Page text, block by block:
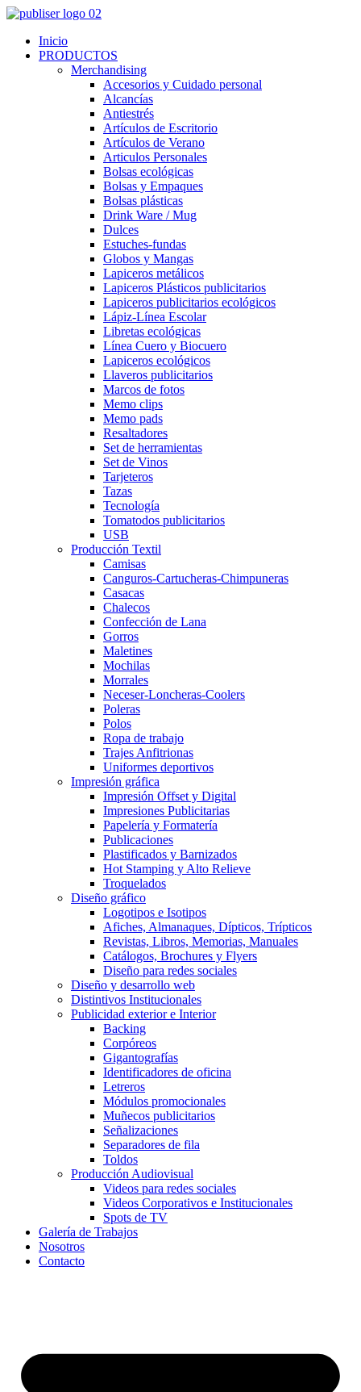
Inicio
PRODUCTOS
Merchandising
Accesorios y Cuidado personal
Alcancías
Antiestrés
Artículos de Escritorio
Artículos de Verano
Articulos Personales
Bolsas ecológicas
Bolsas y Empaques
Bolsas plásticas
Drink Ware / Mug
Dulces
Estuches-fundas
Globos y Mangas
Lapiceros metálicos
Lapiceros Plásticos publicitarios
Lapiceros publicitarios ecológicos
Lápiz-Línea Escolar
Libretas ecológicas
Línea Cuero y Biocuero
Lapiceros ecológicos
Llaveros publicitarios
Marcos de fotos
Memo clips
Memo pads
Resaltadores
Set de herramientas
Set de Vinos
Tarjeteros
Tazas
Tecnología
Tomatodos publicitarios
USB
Producción Textil
Camisas
Canguros-Cartucheras-Chimpuneras
Casacas
Chalecos
Confección de Lana
Gorros
Maletines
Mochilas
Morrales
Neceser-Loncheras-Coolers
Poleras
Polos
Ropa de trabajo
Trajes Anfitrionas
Uniformes deportivos
Impresión gráfica
Impresión Offset y Digital
Impresiones Publicitarias
Papelería y Formatería
Publicaciones
Plastificados y Barnizados
Hot Stamping y Alto Relieve
Troquelados
Diseño gráfico
Logotipos e Isotipos
Afiches, Almanaques, Dípticos, Trípticos
Revistas, Libros, Memorias, Manuales
Catálogos, Brochures y Flyers
Diseño para redes sociales
Diseño y desarrollo web
Distintivos Institucionales
Publicidad exterior e Interior
Backing
Corpóreos
Gigantografías
Identificadores de oficina
Letreros
Módulos promocionales
Muñecos publicitarios
Señalizaciones
Separadores de fila
Toldos
Producción Audiovisual
Videos para redes sociales
Videos Corporativos e Institucionales
Spots de TV
Galería de Trabajos
Nosotros
Contacto